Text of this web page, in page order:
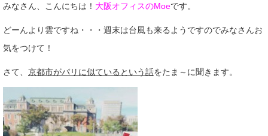
みなさん、こんにちは！ 大阪オフィスのMoeです。
どーんより雲ですね・・・週末は台風も来るようですのでみなさんお
気をつけて！
さて、 京都市がパリに似ているという話をたま～に聞きます。